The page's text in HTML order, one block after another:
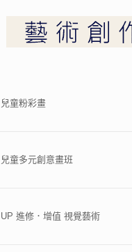
兒童粉彩畫
兒童多元創意畫班
UP 進修．增值 視覺藝術